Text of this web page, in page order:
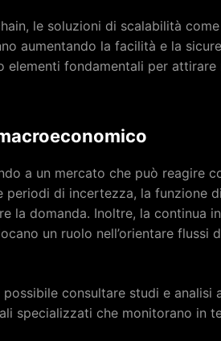
le soluzioni di scalabilità
aumentando la facilità e la
elementi fondamentali per
a un mercato che può reagire
di incertezza, la funzione
la domanda. Inoltre, la continua
un ruolo nell’orientare flussi
consultare studi e analisi
specializzati che monitorano in